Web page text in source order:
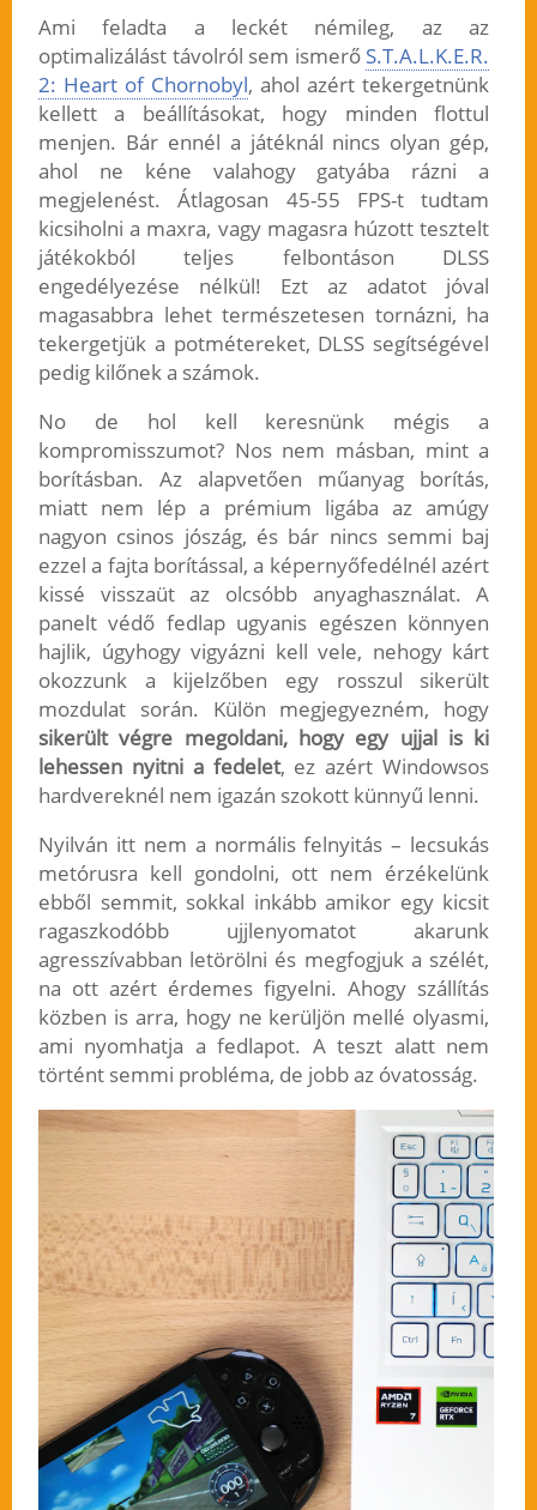
Ami feladta a leckét némileg, az az
optimalizálást távolról sem ismerő S.T.A.L.K.E.R.
2: Heart of Chornobyl, ahol azért tekergetnünk
kellett a beállításokat, hogy minden flottul
menjen. Bár ennél a játéknál nincs olyan gép,
ahol ne kéne valahogy gatyába rázni a
megjelenést. Átlagosan 45-55 FPS-t tudtam
kicsiholni a maxra, vagy magasra húzott tesztelt
játékokból teljes felbontáson DLSS
engedélyezése nélkül! Ezt az adatot jóval
magasabbra lehet természetesen tornázni, ha
tekergetjük a potmétereket, DLSS segítségével
pedig kilőnek a számok.
No de hol kell keresnünk mégis a
kompromisszumot? Nos nem másban, mint a
borításban. Az alapvetően műanyag borítás,
miatt nem lép a prémium ligába az amúgy
nagyon csinos jószág, és bár nincs semmi baj
ezzel a fajta borítással, a képernyőfedélnél azért
kissé visszaüt az olcsóbb anyaghasználat. A
panelt védő fedlap ugyanis egészen könnyen
hajlik, úgyhogy vigyázni kell vele, nehogy kárt
okozzunk a kijelzőben egy rosszul sikerült
mozdulat során. Külön megjegyezném, hogy
sikerült végre megoldani, hogy egy ujjal is ki
lehessen nyitni a fedelet, ez azért Windowsos
hardvereknél nem igazán szokott künnyű lenni.
Nyilván itt nem a normális felnyitás – lecsukás
metórusra kell gondolni, ott nem érzékelünk
ebből semmit, sokkal inkább amikor egy kicsit
ragaszkodóbb ujjlenyomatot akarunk
agresszívabban letörölni és megfogjuk a szélét,
na ott azért érdemes figyelni. Ahogy szállítás
közben is arra, hogy ne kerüljön mellé olyasmi,
ami nyomhatja a fedlapot. A teszt alatt nem
történt semmi probléma, de jobb az óvatosság.